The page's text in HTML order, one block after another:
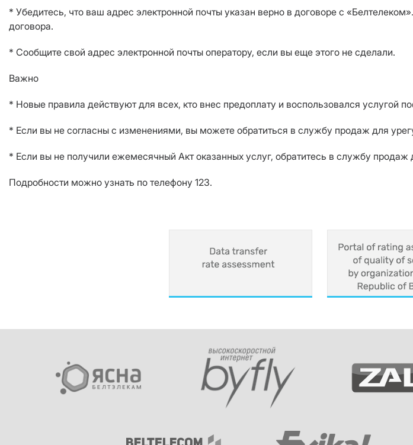
* Убедитесь, что ваш адрес электронной почты указан верно в договоре с
договора.
* Сообщите свой адрес электронной почты оператору, если вы еще этого не сделали.
Важно
* Новые правила действуют для всех, кто внес предоплату и воспользовался услугой
* Если вы не согласны с изменениями, вы можете обратиться в службу продаж для
* Если вы не получили ежемесячный Акт оказанных услуг, обратитесь в службу продаж
Подробности можно узнать по телефону 123.